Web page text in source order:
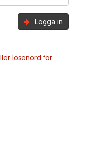
Logga in
lösenord för